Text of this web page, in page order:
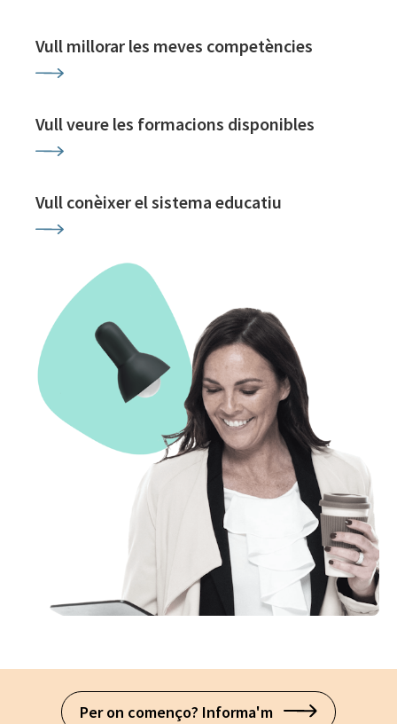
Vull millorar les meves competències
Vull veure les formacions disponibles
Vull conèixer el sistema educatiu
Per on començo? Informa'm